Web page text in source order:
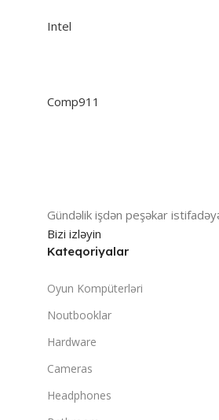
Intel
Comp911
Gündəlik işdən peşəkar
Bizi izləyin
Kateqoriyalar
Oyun Kompüterləri
Noutbooklar
Hardware
Cameras
Headphones